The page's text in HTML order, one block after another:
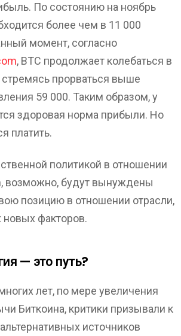
По состоянию на ноябрь
более чем в 11 000
момент, согласно
, BTC продолжает колебаться в
стремясь прорваться выше
59 000. Таким образом, у
здоровая норма прибыли. Но
платить.
политикой в отношении
возможно, будут вынуждены
позицию в отношении отрасли,
новых факторов.
— это путь?
лет, по мере увеличения
Биткоина, критики призывали к
источников